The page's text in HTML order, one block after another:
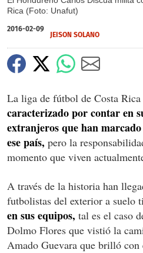
Rica (Foto: Unafut)
2016-02-09
JEISON SOLANO
La liga de fútbol de Costa Rica
caracterizado por contar en
extranjeros que han
ese país, pero la
momento que viven
A través de la historia han
futbolistas del exterior a suelo
en sus equipos, tal es el caso
Dolmo Flores que vistió la
Amado Guevara que brilló con